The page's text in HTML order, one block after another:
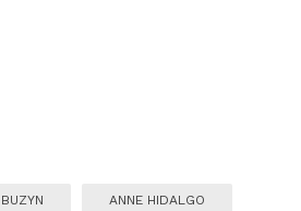
ANNE HIDALGO